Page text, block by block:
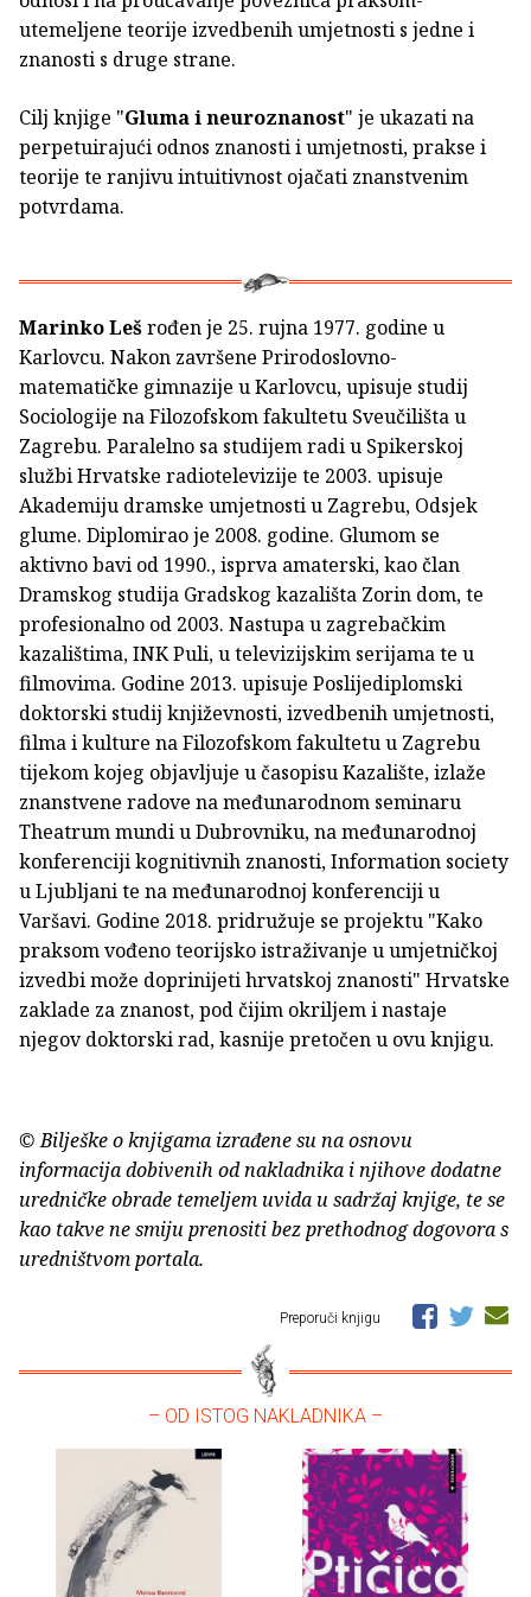
utemeljene teorije izvedbenih umjetnosti s jedne i
znanosti s druge strane.
Cilj knjige "Gluma i neuroznanost" je ukazati na
perpetuirajući odnos znanosti i umjetnosti, prakse i
teorije te ranjivu intuitivnost ojačati znanstvenim
potvrdama.
Marinko Lešrođen je 25. rujna 1977. godine u
Karlovcu. Nakon završene Prirodoslovno-
matematičke gimnazije u Karlovcu, upisuje studij
Sociologije na Filozofskom fakultetu Sveučilišta u
Zagrebu. Paralelno sa studijem radi u Spikerskoj
službi Hrvatske radiotelevizije te 2003. upisuje
Akademiju dramske umjetnosti u Zagrebu, Odsjek
glume. Diplomirao je 2008. godine. Glumom se
aktivno bavi od 1990., isprva amaterski, kao član
Dramskog studija Gradskog kazališta Zorin dom, te
profesionalno od 2003. Nastupa u zagrebačkim
kazalištima, INK Puli, u televizijskim serijama te u
filmovima. Godine 2013. upisuje Poslijediplomski
doktorski studij književnosti, izvedbenih umjetnosti,
filma i kulture na Filozofskom fakultetu u Zagrebu
tijekom kojeg objavljuje u časopisu Kazalište, izlaže
znanstvene radove na međunarodnom seminaru
Theatrum mundi u Dubrovniku, na međunarodnoj
konferenciji kognitivnih znanosti, Information society
u Ljubljani te na međunarodnoj konferenciji u
Varšavi. Godine 2018. pridružuje se projektu "Kako
praksom vođeno teorijsko istraživanje u umjetničkoj
izvedbi može doprinijeti hrvatskoj znanosti" Hrvatske
zaklade za znanost, pod čijim okriljem i nastaje
njegov doktorski rad, kasnije pretočen u ovu knjigu.
© Bilješke o knjigama izrađene su na osnovu
informacija dobivenih od nakladnika i njihove dodatne
uredničke obrade temeljem uvida u sadržaj knjige, te se
kao takve ne smiju prenositi bez prethodnog dogovora s
uredništvom portala.
Preporuči knjigu
– OD ISTOG NAKLADNIKA –